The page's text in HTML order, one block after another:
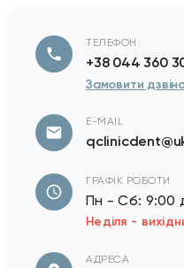
ТЕЛЕФОН
+38 044 360
Замовити
E-MAIL
ГРАФІК РОБОТИ
Пн - Сб: 9:00
Неділя -
АДРЕСА